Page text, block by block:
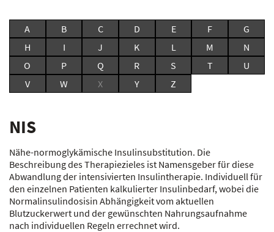
A B C D E F
G
H
I J K L M
N
O
P Q R S T
U
V
W X Y Z
NIS
Nähe-normoglykämische Insulinsubstitution. Die
Beschreibung des Therapiezieles ist Namensgeber für diese
Abwandlung der intensivierten Insulintherapie. Individuell für
den einzelnen Patienten kalkulierter Insulinbedarf, wobei die
Normalinsulindosisin Abhängigkeit vom aktuellen
Blutzuckerwert und der gewünschten Nahrungsaufnahme
nach individuellen Regeln errechnet wird.